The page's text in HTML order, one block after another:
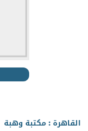
القاهرة : مكتبة وهبة